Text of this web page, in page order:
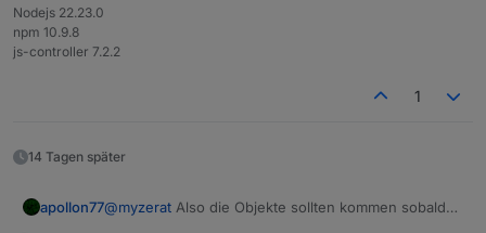
Nodejs 22.23.0
npm 10.9.8
js-controller 7.2.2
1
14 Tagen später
apollon77@myzerat